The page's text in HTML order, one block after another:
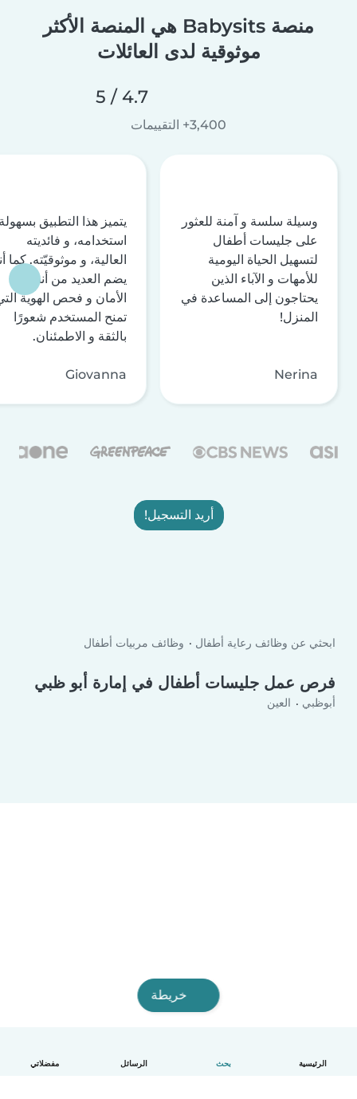
الرئيسية بحث الرسائل مفضلاتي
منصة Babysits هي المنصة الأكثر
موثوقية لدى العائلات
4.7 / 5
3,400+ التقييمات
وسيلة سلسة و آمنة للعثور
على جليسات أطفال
لتسهيل الحياة اليومية
للأمهات و الآباء الذين
يحتاجون إلى المساعدة في
المنزل!
Nerina
يتميز هذا التطبيق
استخدامه، و فائديته
العالية، و موثوقيّته. كما
يضم العديد من أنظمة
الأمان و فحص الهوية
تمنح المستخدم شعورًا
بالثقة و الاطمئنان.
Giovanna
أريد التسجيل!
ابحثي عن وظائف رعاية أطفال وظائف مربيات أطفال
فرص عمل جليسات أطفال في إمارة أبو ظبي
أبوظبي العين
خريطة